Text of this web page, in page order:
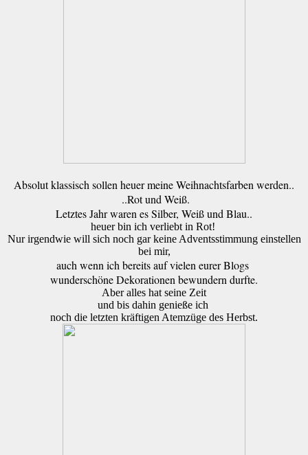
Absolut klassisch sollen heuer meine Weihnachtsfarben werden..
..Rot und Weiß.
Letztes Jahr waren es Silber, Weiß und Blau..
heuer bin ich verliebt in Rot!
Nur irgendwie will sich noch gar keine Adventsstimmung einstellen
bei mir,
auch wenn ich bereits auf vielen eurer Blogs
wunderschöne Dekorationen bewundern durfte.
Aber alles hat seine Zeit
und bis dahin genieße ich
noch die letzten kräftigen Atemzüge des Herbst.